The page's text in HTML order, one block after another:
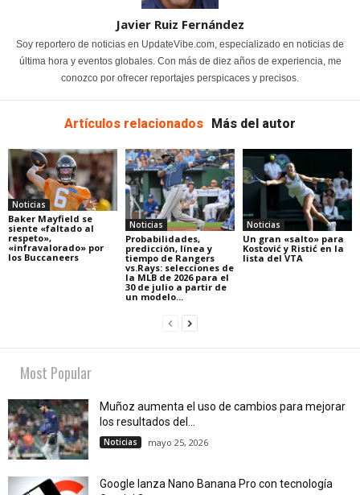
Javier Ruiz Fernández
Soy reportero de noticias en UpdateVibe.com, especializado en noticias de
última hora y eventos globales. Con más de diez años de experiencia, me
conozco por ofrecer reportajes perspicaces y precisos.
Artículos relacionados Más del autor
Noticias
Baker Mayfield se
siente «faltado al
respeto»,
«infravalorado» por
los Buccaneers
Noticias
Probabilidades,
predicción, línea y
tiempo de Rangers
vs.Rays: selecciones de
la MLB de 2026 para el
30 de julio a partir de
un modelo...
Noticias
Un gran «salto» para
Kostović y Ristić en la
lista del VTA
Most Popular
Muñoz aumenta el uso de cambios para mejorar
los resultados del...
Noticias mayo 25, 2026
Google lanza Nano Banana Pro con tecnología